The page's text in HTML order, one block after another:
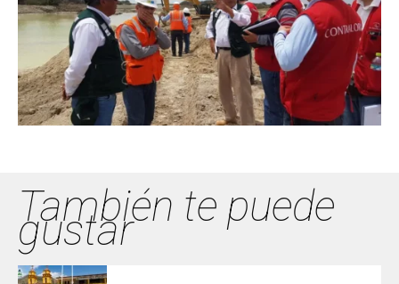
También te puede
gustar